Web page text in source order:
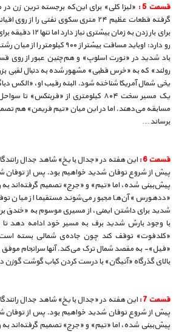
قسمت 5 :
«لیزا کلی» برای این‌که برجسته ترین زن
گرفته قطعات عظیم ۲۴ متری سکوی نفتی
برای بار زدن به
رو دارد: اوباید مسافت بیشتر
باد شدید در «نورت اسلوپ» و هم‌چنین عبور از روی
رولند» که به «خرس قطبی» مشهور شده به دنبال لقبی
یخی شمال آمریکا شناخته شود. البته رقیب او، «الکس
یک مسیر سخت ۸۰۴ کیلومتری از
مسابقه می‌دهند. اما در این میان «تیم فریمن» هم
برساند…
قسمت 6 :
این هفته در «جدال با یخ» شاهد جدال
پیش از شروع توفان شدید خواهیم بود. پس از
«ددهورس» آن‌ها مجبور می‌شوند مستقیما از میان
شدید برای داشتن ایمنی، از مسیری موسوم به «خندق
با وجود بارش شدید برف به مسیر خود ادامه دهد
«کلدفوت» توقف کند چون جاده‌ی شمالی بسته
«فیل»- به مقصد شمال ترک می‌کند. آنها سرانجام موفق
بالای گذرگاه «آتیگان» با درست کردن کباب گوشت
قسمت 7 :
این هفته در «جدال با یخ» شاهد جدال
پیش از شروع توفان شدید خواهیم بود. پس از